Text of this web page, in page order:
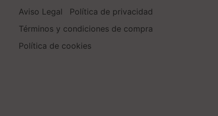
Aviso Legal
Política de privacidad
Términos y condiciones de compra
Política de cookies